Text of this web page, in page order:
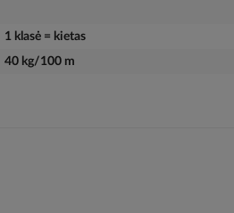
1 klasė = kietas
40 kg/100 m